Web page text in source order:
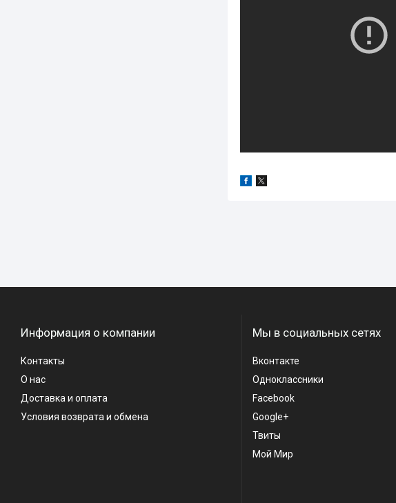
Информация о компании
Контакты
О нас
Доставка и оплата
Условия возврата и обмена
Мы в социальных сетях
Вконтакте
Одноклассники
Facebook
Google+
Твиты
Мой Мир